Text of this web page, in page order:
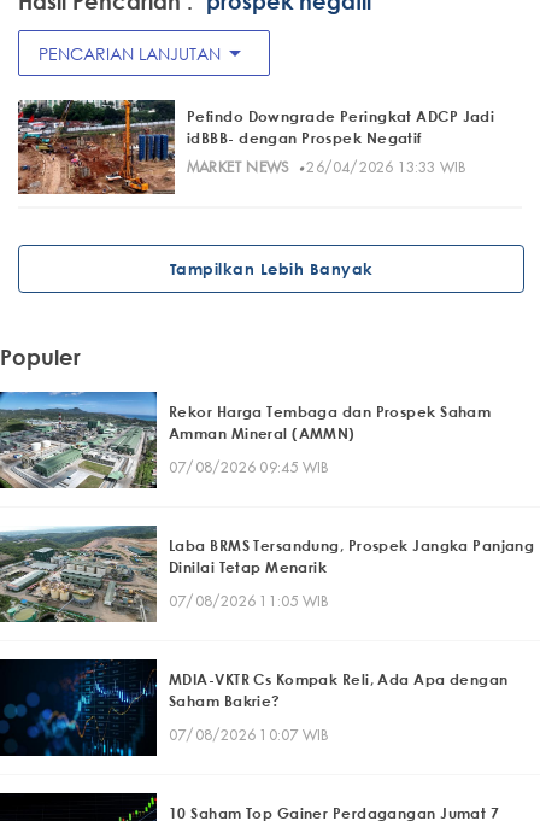
PENCARIAN LANJUTAN arrow_drop_down
Pefindo Downgrade Peringkat ADCP Jadi
idBBB- dengan Prospek Negatif
MARKET NEWS· 26/04/2026 13:33 WIB
Tampilkan Lebih Banyak
Populer
Rekor Harga Tembaga dan Prospek Saham
Amman Mineral (AMMN)
07/08/2026 09:45 WIB
Laba BRMS Tersandung, Prospek Jangka Panjang
Dinilai Tetap Menarik
07/08/2026 11:05 WIB
MDIA-VKTR Cs Kompak Reli, Ada Apa dengan
Saham Bakrie?
07/08/2026 10:07 WIB
10 Saham Top Gainer Perdagangan Jumat 7